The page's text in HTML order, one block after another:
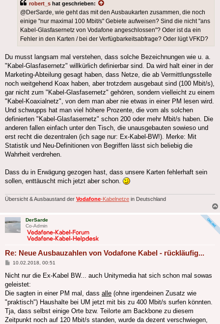
robert_s hat geschrieben:
@DerSarde, wie geht das mit den Ausbaukarten zusammen, die noch
einige "nur maximal 100 Mbit/s" Gebiete aufweisen? Sind die nicht "ans
Kabel-Glasfasernetz von Vodafone angeschlossen"? Oder ist da ein
Fehler in den Karten / bei der Verfügbarkeitsabfrage? Oder lügt VFKD?
Du musst langsam mal verstehen, dass solche Bezeichnungen wie u. a.
"Kabel-Glasfasernetz" willkürlich definierbar sind. Da wird halt einer in der
Marketing-Abteilung gesagt haben, dass Netze, die ab Vermittlungsstelle
noch weitgehend Koax haben, aber trotzdem ausgebaut sind (100 Mbit/s),
gar nicht zum "Kabel-Glasfasernetz" gehören, sondern vielleicht zu einem
"Kabel-Koaxialnetz", von dem man aber nie etwas in einer PM lesen wird.
Und schwupps hat man viel höhere Prozente, die vom als solchen
definierten "Kabel-Glasfasernetz" schon 200 oder mehr Mbit/s haben. Die
anderen fallen einfach unter den Tisch, die unausgebauten sowieso und
erst recht die dezentralen (ich sage nur: Ex-Kabel-BW!). Merke: Mit
Statistik und Neu-Definitionen von Begriffen lässt sich beliebig die
Wahrheit verdrehen.
Dass du in Erwägung gezogen hast, dass unsere Karten fehlerhaft sein
sollen, enttäuscht mich jetzt aber schon.
Übersicht & Ausbaustand der Vodafone-Kabelnetze in Deutschland
DerSarde
Co-Admin
Re: Neue Ausbauzahlen von Vodafone Kabel - rückläufig...
Beitrag
10.02.2018, 00:51
Nicht nur die Ex-Kabel BW... auch Unitymedia hat sich schon mal sowas
geleistet:
Die sagten in einer PM mal, dass alle (ohne irgendeinen Zusatz wie
"praktisch") Haushalte bei UM jetzt mit bis zu 400 Mbit/s surfen könnten.
Tja, dass selbst einige Orte bzw. Teilorte am Backbone zu diesem
Zeitpunkt noch auf 120 Mbit/s standen, wurde da dezent verschwiegen,